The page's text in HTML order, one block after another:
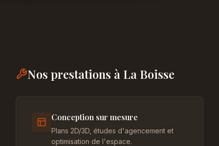
Nos prestations à La Boisse
Conception sur mesure
Plans 2D/3D, études d'agencement et
optimisation de l'espace.